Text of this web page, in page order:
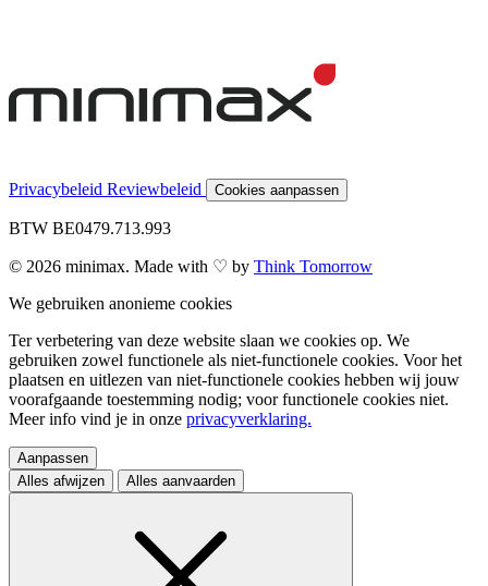
Privacybeleid Reviewbeleid Cookies aanpassen
BTW BE0479.713.993
© 2026 minimax. Made with ♡ by Think Tomorrow
We gebruiken anonieme cookies
Ter verbetering van deze website slaan we cookies op. We
gebruiken zowel functionele als niet-functionele cookies. Voor het
plaatsen en uitlezen van niet-functionele cookies hebben wij jouw
voorafgaande toestemming nodig; voor functionele cookies niet.
Meer info vind je in onze privacyverklaring.
Aanpassen
Alles afwijzen
Alles aanvaarden